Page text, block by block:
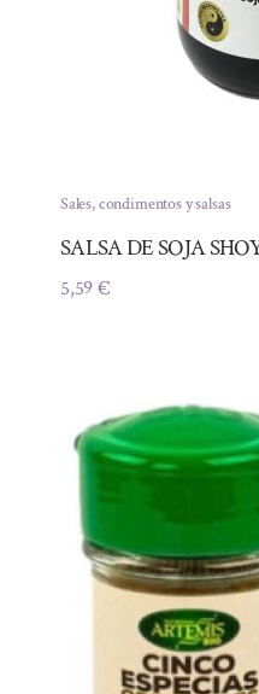
Sales, condimentos y salsas
SALSA DE SOJA
5,59€